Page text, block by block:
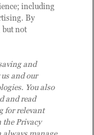
including
By
but not
and
and our
You also
and read
for relevant
the Privacy